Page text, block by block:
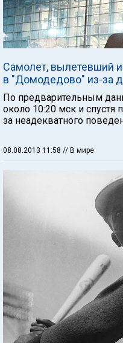
Самолет, вылетевший
в "Домодедово" из-за
По предварительным
около 10:20 мск и спустя
за неадекватного
08.08.2013 11:58 // В мире